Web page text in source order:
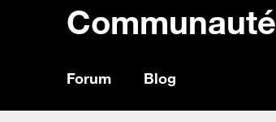
Communauté
Forum Blog